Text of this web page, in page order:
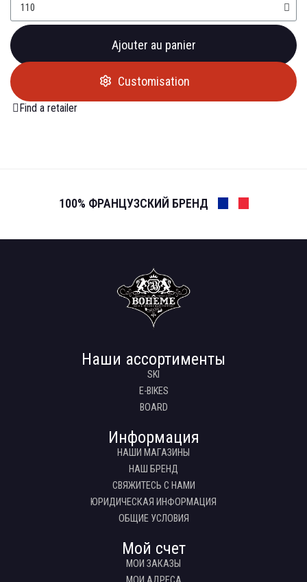
Ajouter au panier
Customisation
Find a retailer
100% ФРАНЦУЗСКИЙ БРЕНД
Наши ассортименты
SKI
E-BIKES
BOARD
Информация
НАШИ МАГАЗИНЫ
НАШ БРЕНД
СВЯЖИТЕСЬ С НАМИ
ЮРИДИЧЕСКАЯ ИНФОРМАЦИЯ
ОБЩИЕ УСЛОВИЯ
Мой счет
МОИ ЗАКАЗЫ